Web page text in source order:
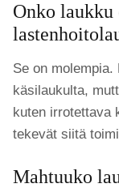
Onko laukku
Se on
käsilaukulta,
kuten irrotettava
tekevät siitä
Mahtuuko